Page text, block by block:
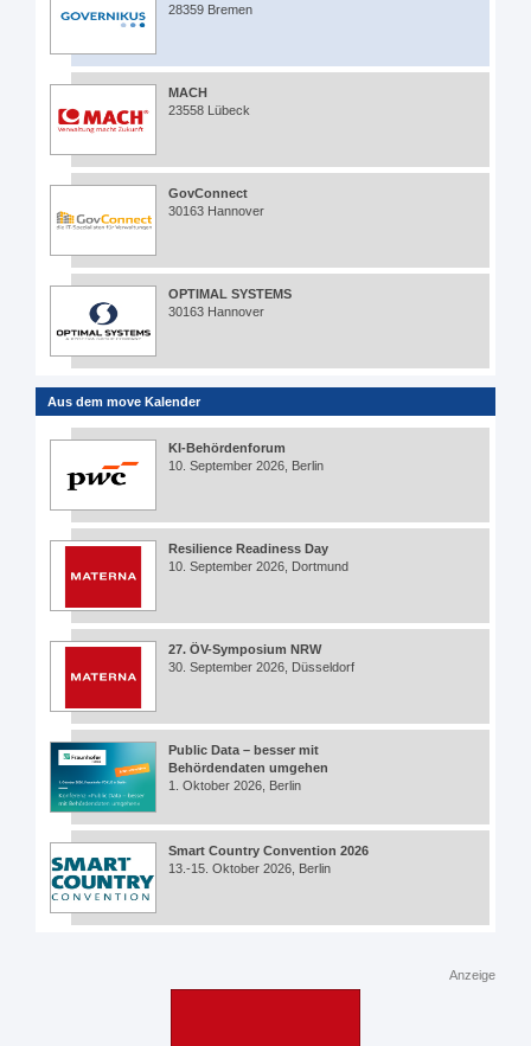
28359 Bremen
MACH
23558 Lübeck
GovConnect
30163 Hannover
OPTIMAL SYSTEMS
30163 Hannover
Aus dem move Kalender
KI-Behördenforum
10. September 2026, Berlin
Resilience Readiness Day
10. September 2026, Dortmund
27. ÖV-Symposium NRW
30. September 2026, Düsseldorf
Public Data – besser mit
Behördendaten umgehen
1. Oktober 2026, Berlin
Smart Country Convention 2026
13.-15. Oktober 2026, Berlin
Anzeige